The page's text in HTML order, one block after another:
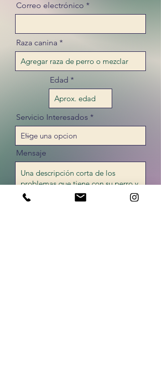
Correo electrónico
Raza canina
Edad
Servicio Interesados
Mensaje